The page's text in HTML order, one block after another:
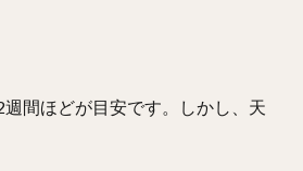
間ほどが目安です。しかし、天